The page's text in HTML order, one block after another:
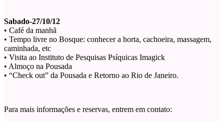
Sabado-27/10/12
• Café da manhã
• Tempo livre no Bosque: conhecer a horta, cachoeira, massagem,
caminhada, etc
• Visita ao Instituto de Pesquisas Psíquicas Imagick
• Almoço na Pousada
• “Check out” da Pousada e Retorno ao Rio de Janeiro.
Para mais informações e reservas, entrem em contato: